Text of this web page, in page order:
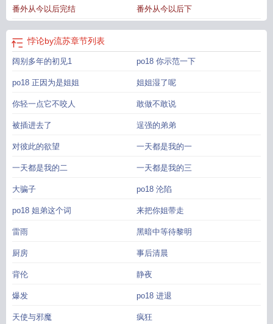
番外从今以后完结 番外从今以后下
悖论by流苏章节列表
阔别多年的初见1 po18 你示范一下
po18 正因为是姐姐 姐姐湿了呢
你轻一点它不咬人 敢做不敢说
被插进去了 逞强的弟弟
对彼此的欲望 一天都是我的一
一天都是我的二 一天都是我的三
大骗子 po18 沦陷
po18 姐弟这个词 来把你姐带走
雷雨 黑暗中等待黎明
厨房 事后清晨
背伦 静夜
爆发 po18 进退
天使与邪魔 疯狂